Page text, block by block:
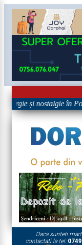
și nostalgie în
Daca sunteti
contactati la tel: